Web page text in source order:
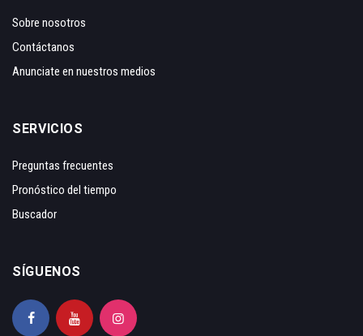
Sobre nosotros
Contáctanos
Anunciate en nuestros medios
SERVICIOS
Preguntas frecuentes
Pronóstico del tiempo
Buscador
SÍGUENOS